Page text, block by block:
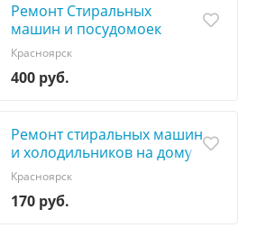
Ремонт Стиральных
машин и посудомоек
400 руб.
Красноярск
Ремонт стиральных машин
и холодильников на дому
170 руб.
Красноярск